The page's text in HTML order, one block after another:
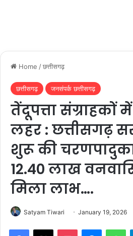
Home /छत्तीसगढ़
छत्तीसगढ़ जनसंपर्क छत्तीसगढ़
तेंदूपत्ता संग्राहकों
लहर : छत्तीसगढ़
शुरू की
12.40 लाख
मिला लाभ….
Satyam Tiwari January 19, 2026